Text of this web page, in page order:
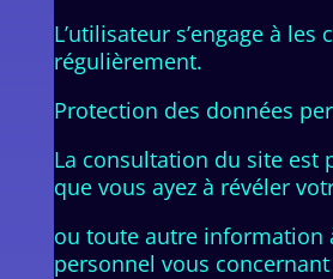
L’utilisateur s’engage à les
régulièrement.
Protection des données
La consultation du site est
que vous ayez à révéler
ou toute autre information
personnel vous concernant